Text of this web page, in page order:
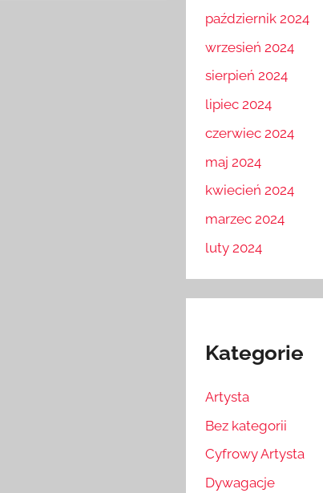
październik 2024
wrzesień 2024
sierpień 2024
lipiec 2024
czerwiec 2024
maj 2024
kwiecień 2024
marzec 2024
luty 2024
Kategorie
Artysta
Bez kategorii
Cyfrowy Artysta
Dywagacje